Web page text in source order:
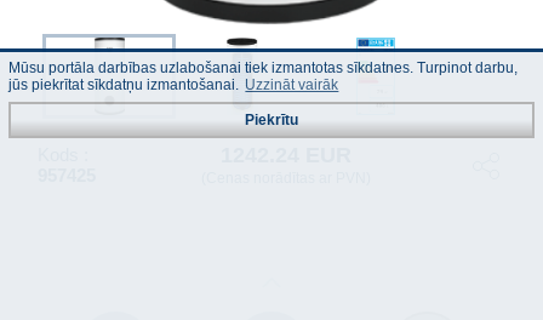
Mūsu portāla darbības uzlabošanai tiek izmantotas sīkdatnes. Turpinot darbu,
jūs piekrītat sīkdatņu izmantošanai. Uzzināt vairāk
Piekrītu